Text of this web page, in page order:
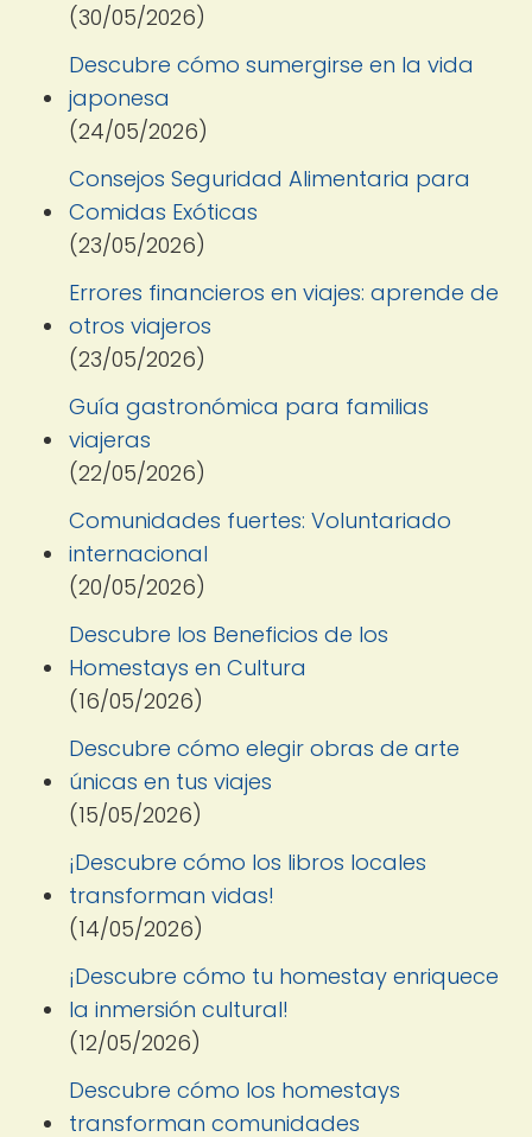
(30/05/2026)
Descubre cómo sumergirse en la vida
japonesa
(24/05/2026)
Consejos Seguridad Alimentaria para
Comidas Exóticas
(23/05/2026)
Errores financieros en viajes: aprende de
otros viajeros
(23/05/2026)
Guía gastronómica para familias
viajeras
(22/05/2026)
Comunidades fuertes: Voluntariado
internacional
(20/05/2026)
Descubre los Beneficios de los
Homestays en Cultura
(16/05/2026)
Descubre cómo elegir obras de arte
únicas en tus viajes
(15/05/2026)
¡Descubre cómo los libros locales
transforman vidas!
(14/05/2026)
¡Descubre cómo tu homestay enriquece
la inmersión cultural!
(12/05/2026)
Descubre cómo los homestays
transforman comunidades